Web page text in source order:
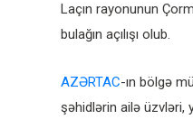
Laçın rayonunun
bulağın açılışı olub.
AZƏRTAC-ın bölgə
şəhidlərin ailə üzvləri,